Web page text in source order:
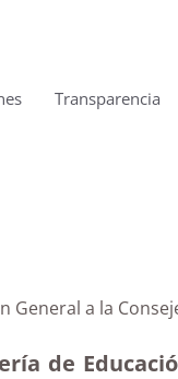
Transparencia
a la
de